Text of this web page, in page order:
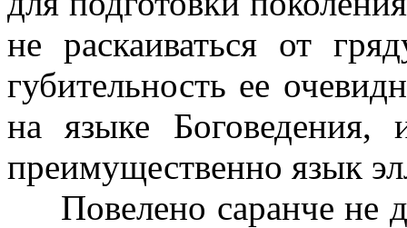
не раскаиваться от
губительность ее
на языке
преимущественно язык
Повелено саранче не